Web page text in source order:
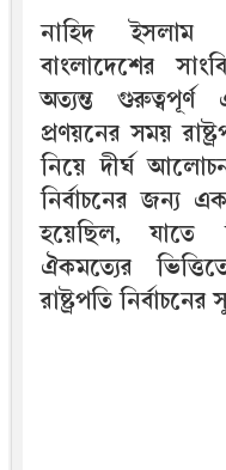
নাহিদ ইসলাম
বাংলাদেশের
অত্যন্ত
প্রণয়নের সময়
নিয়ে দীর্ঘ
নির্বাচনের জন্য
হয়েছিল, যাতে
ঐকমত্যের
রাষ্ট্রপতি